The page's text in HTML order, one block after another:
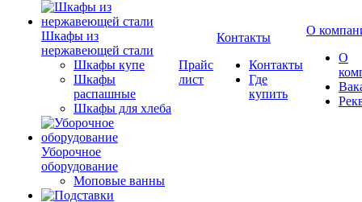
Шкафы из
нержавеющей стали
Шкафы купе
Шкафы
распашные
Шкафы для хлеба
Уборочное
оборудование
Моповые ванны
Прайс
лист
Контакты
Контакты
Где
купить
О
О